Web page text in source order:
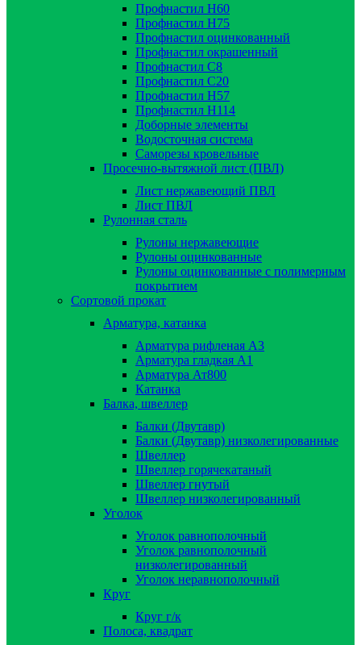
Профнастил Н60
Профнастил Н75
Профнастил оцинкованный
Профнастил окрашенный
Профнастил С8
Профнастил С20
Профнастил Н57
Профнастил Н114
Доборные элементы
Водосточная система
Саморезы кровельные
Просечно-вытяжной лист (ПВЛ)
Лист нержавеющий ПВЛ
Лист ПВЛ
Рулонная сталь
Рулоны нержавеющие
Рулоны оцинкованные
Рулоны оцинкованные с полимерным
покрытием
Сортовой прокат
Арматура, катанка
Арматура рифленая А3
Арматура гладкая А1
Арматура Ат800
Катанка
Балка, швеллер
Балки (Двутавр)
Балки (Двутавр) низколегированные
Швеллер
Швеллер горячекатаный
Швеллер гнутый
Швеллер низколегированный
Уголок
Уголок равнополочный
Уголок равнополочный
низколегированный
Уголок неравнополочный
Круг
Круг г/к
Полоса, квадрат